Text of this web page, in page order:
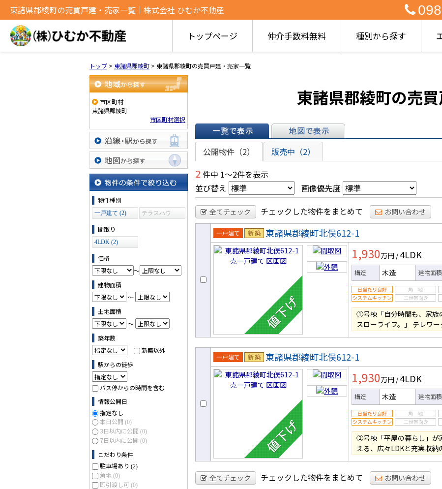
東諸県郡綾町の売買戸建・売家一覧｜株式会社 ひむか不動産
トップページ 仲介手数料無料 種別から探す
トップ > 東諸県郡綾町 > 東諸県郡綾町の売買戸建・売家一覧
地域から探す
市区町村
東諸県郡綾町
市区町村選択
沿線・駅から探す
地図から探す
物件の条件で絞り込む
物件種別
一戸建て (2)
テラスハウ
間取り
4LDK (2)
価格
～
建物面積
～
土地面積
～
築年数
新築以外
駅からの徒歩
バス停からの時間を含む
情報公開日
指定なし
本日公開 (0)
3日以内に公開 (0)
7日以内に公開 (0)
こだわり条件
駐車場あり (2)
角地 (0)
即引渡し可 (0)
東諸県郡綾町の売
一覧で表示 地図で表示
公開物件（2） 販売中（2）
2 件中 1～2件を表示
並び替え
画像優先度
全てチェック チェックした物件をまとめて お問い合わせ
売一戸建
て
新築
東諸県郡綾町北俣612-1
1,930万円 / 4LDK
構造 木造 建物面積
①号棟「自分時間も、家族
スローライフ。」 テレワ
売一戸建
て
新築
東諸県郡綾町北俣612-1
1,930万円 / 4LDK
構造 木造 建物面積
②号棟「平屋の暮らし」が
える、広々LDKと充実収
全てチェック チェックした物件をまとめて お問い合わせ